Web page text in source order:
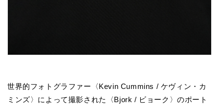
世界的フォトグラファー〈Kevin Cummins / ケヴィン・カ
ミンズ〉によって撮影された〈Bjork / ビョーク〉のポート